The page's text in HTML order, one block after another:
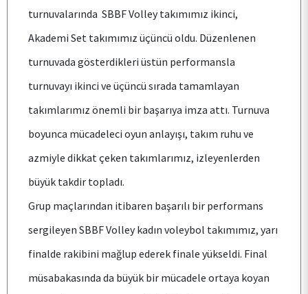
BÖLÜMLER
ÖĞRENCİ
ARAŞTIRMA
KALİTE
turnuvalarında SBBF Volley takımımız ikinci,
Akademi Set takımımız üçüncü oldu. Düzenlenen
turnuvada gösterdikleri üstün performansla
turnuvayı ikinci ve üçüncü sırada tamamlayan
takımlarımız önemli bir başarıya imza attı. Turnuva
boyunca mücadeleci oyun anlayışı, takım ruhu ve
azmiyle dikkat çeken takımlarımız, izleyenlerden
büyük takdir topladı.
Grup maçlarından itibaren başarılı bir performans
sergileyen SBBF Volley kadın voleybol takımımız, yarı
finalde rakibini mağlup ederek finale yükseldi. Final
müsabakasında da büyük bir mücadele ortaya koyan